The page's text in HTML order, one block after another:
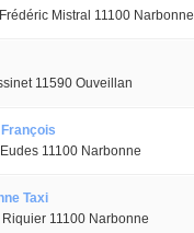
Mistral 11100 Narbonne
11590 Ouveillan
11100 Narbonne
Taxi
11100 Narbonne